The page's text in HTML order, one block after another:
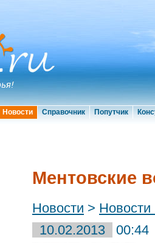
Новости Справочник Попутчик
Ментовские
Новости >
10.02.2013
00:44